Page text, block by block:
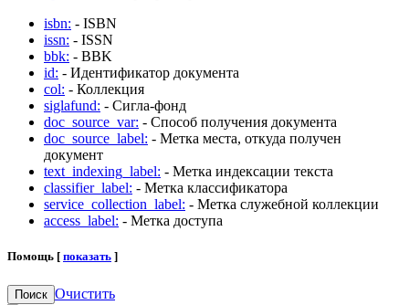
isbn: - ISBN
issn: - ISSN
bbk: - BBK
id: - Идентификатор документа
col: - Коллекция
siglafund: - Сигла-фонд
doc_source_var: - Способ получения документа
doc_source_label: - Метка места, откуда получен
документ
text_indexing_label: - Метка индексации текста
classifier_label: - Метка классификатора
service_collection_label: - Метка служебной коллекции
access_label: - Метка доступа
Помощь [ показать ]
Поиск Очистить